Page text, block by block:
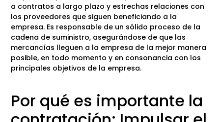
a contratos a largo plazo y estrechas relaciones con
los proveedores que siguen beneficiando a la
empresa. Es responsable de un sólido proceso de la
cadena de suministro, asegurándose de que las
mercancías lleguen a la empresa de la mejor manera
posible, en todo momento y en consonancia con los
principales objetivos de la empresa.
Por qué es importante la